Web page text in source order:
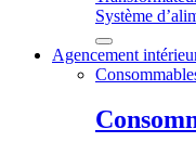
Système
Agencement